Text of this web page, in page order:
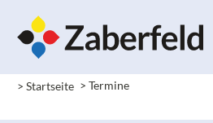
> Startseite > Termine